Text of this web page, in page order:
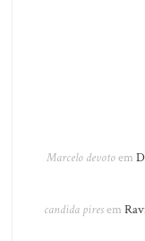
Marcelo devotoem
candida piresem